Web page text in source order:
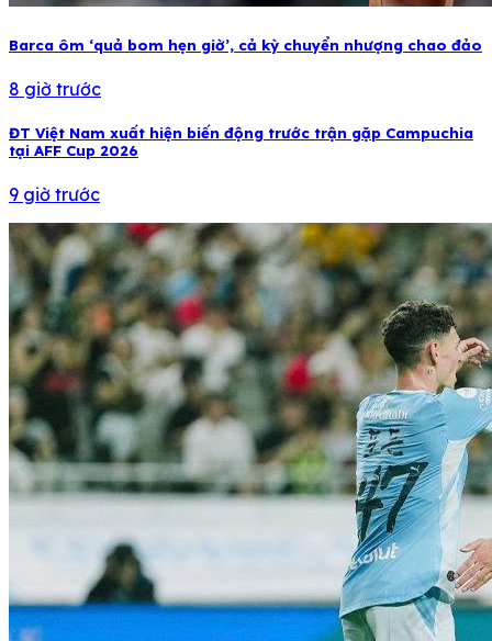
Barca ôm ‘quả bom hẹn giờ’, cả kỳ chuyển nhượng chao đảo
8 giờ trước
ĐT Việt Nam xuất hiện biến động trước trận gặp Campuchia
tại AFF Cup 2026
9 giờ trước